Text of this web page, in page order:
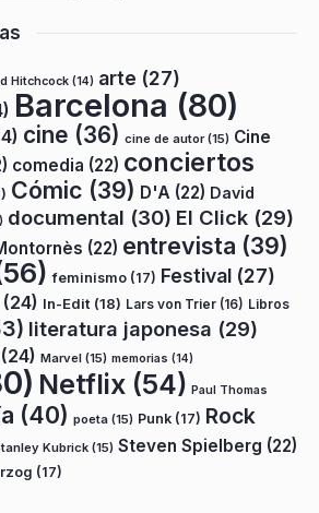
Hitchcock (14) arte (27)
Barcelona (80)
cine (36) cine de autor(15) Cine
comedia (22) conciertos
Cómic (39) D'A (22) David
documental (30) El Click (29)
(22) entrevista (39)
feminismo (17) Festival (27)
(24) In-Edit (18) Lars von Trier (16) Libros
literatura japonesa (29)
(24) Marvel (15) memorias (14)
Netflix (54) Paul Thomas
(40) poeta (15) Punk (17) Rock
Kubrick (15) Steven Spielberg (22)
(17)